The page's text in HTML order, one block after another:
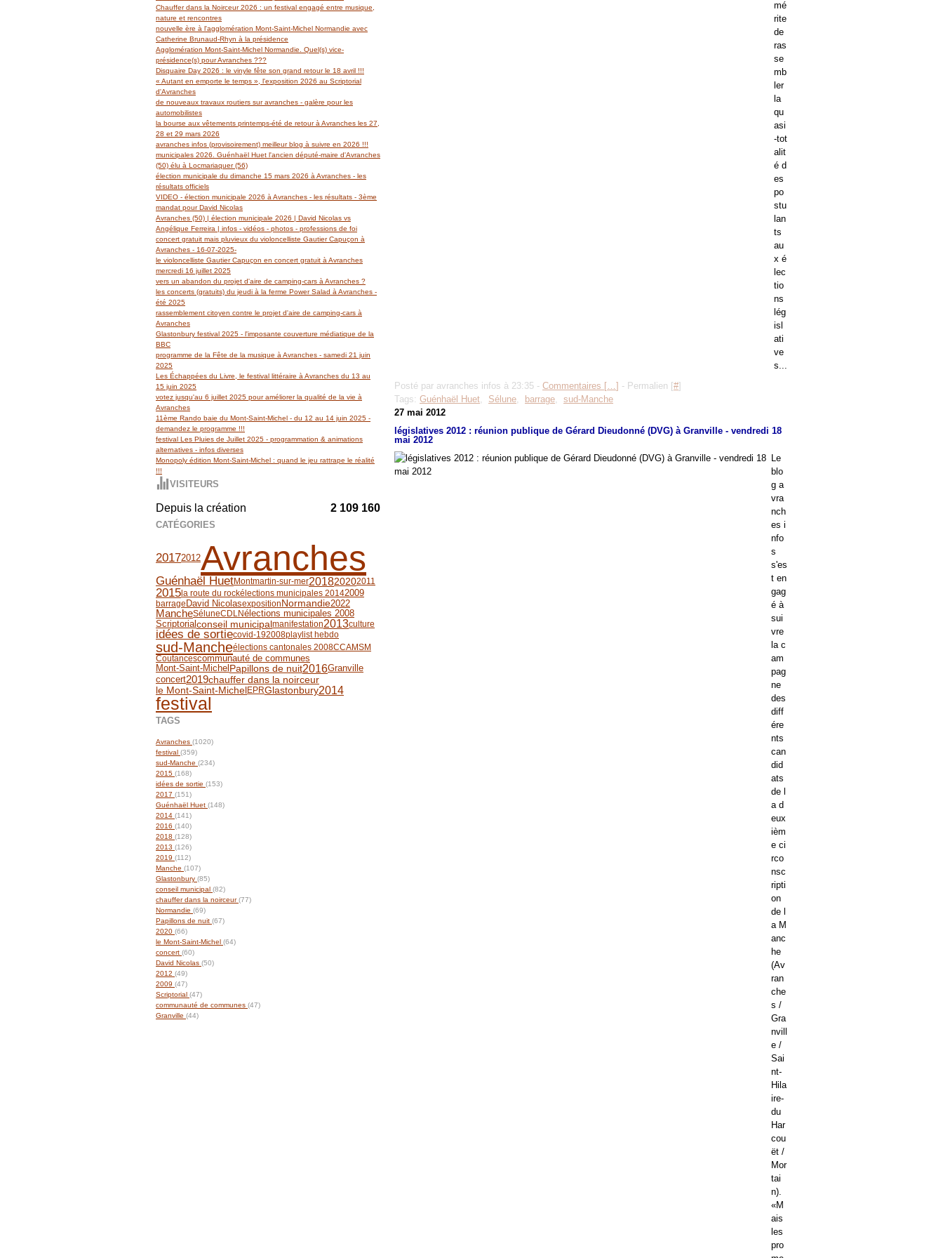
Janvier(14)
Février(19)
Janvier(14)
Mars(29)
Février(18)
Janvier(13)
Avril(27)
Mars(62)
Février(39)
Janvier(5)
Mai(14)
Avril(6)
Mars(6)
Février(2)
Janvier(3)
Chauffer dans la Noirceur 2026 : un festival engagé entre musique,
nature et rencontres
nouvelle ère à l'agglomération Mont-Saint-Michel Normandie avec
Catherine Brunaud-Rhyn à la présidence
Agglomération Mont-Saint-Michel Normandie. Quel(s) vice-
présidence(s) pour Avranches ???
Disquaire Day 2026 : le vinyle fête son grand retour le 18 avril !!!
« Autant en emporte le temps », l'exposition 2026 au Scriptorial
d'Avranches
de nouveaux travaux routiers sur avranches - galère pour les
automobilistes
la bourse aux vêtements printemps-été de retour à Avranches les 27,
28 et 29 mars 2026
avranches infos (provisoirement) meilleur blog à suivre en 2026 !!!
municipales 2026. Guénhaël Huet l'ancien député-maire d'Avranches
(50) élu à Locmariaquer (56)
élection municipale du dimanche 15 mars 2026 à Avranches - les
résultats officiels
VIDEO - élection municipale 2026 à Avranches - les résultats - 3ème
mandat pour David Nicolas
Avranches (50) | élection municipale 2026 | David Nicolas vs
Angélique Ferreira | infos - vidéos - photos - professions de foi
concert gratuit mais pluvieux du violoncelliste Gautier Capuçon à
Avranches - 16-07-2025-
le violoncelliste Gautier Capuçon en concert gratuit à Avranches
mercredi 16 juillet 2025
vers un abandon du projet d'aire de camping-cars à Avranches ?
les concerts (gratuits) du jeudi à la ferme Power Salad à Avranches -
été 2025
rassemblement citoyen contre le projet d'aire de camping-cars à
Avranches
Glastonbury festival 2025 - l'imposante couverture médiatique de la
BBC
programme de la Fête de la musique à Avranches - samedi 21 juin
2025
Les Échappées du Livre, le festival littéraire à Avranches du 13 au
15 juin 2025
votez jusqu'au 6 juillet 2025 pour améliorer la qualité de la vie à
Avranches
11ème Rando baie du Mont-Saint-Michel - du 12 au 14 juin 2025 -
demandez le programme !!!
festival Les Pluies de Juillet 2025 - programmation & animations
alternatives - infos diverses
Monopoly édition Mont-Saint-Michel : quand le jeu rattrape le réalité
!!!
VISITEURS
Depuis la création 2 109 160
CATÉGORIES
20172012Avranches
Guénhaël HuetMontmartin-sur-mer201820202011
2015la route du rockélections municipales 20142009
barrageDavid Nicolasexposition Normandie2022
MancheSéluneCDLNélections municipales 2008
Scriptorialconseil municipalmanifestation2013culture
idées de sortiecovid-192008playlist hebdo
sud-Mancheélections cantonales 2008CCAMSM
Coutancescommunauté de communes
Mont-Saint-Michel Papillons de nuit2016Granville
concert2019chauffer dans la noirceur
le Mont-Saint-MichelEPRGlastonbury2014
festival
TAGS
Avranches (1020)
festival (359)
sud-Manche (234)
2015 (168)
idées de sortie (153)
2017 (151)
Guénhaël Huet (148)
2014 (141)
2016 (140)
2018 (128)
2013 (126)
2019 (112)
Manche (107)
Glastonbury (85)
conseil municipal (82)
chauffer dans la noirceur(77)
Normandie (69)
Papillons de nuit (67)
2020 (66)
le Mont-Saint-Michel (64)
concert (60)
David Nicolas (50)
2012 (49)
2009 (47)
Scriptorial (47)
communauté de communes (47)
Granville (44)
mé
rite
de
ras
se
mb
ler
la
qu
asi
-tot
alit
é d
es
po
stu
lan
ts
au
x é
lec
tio
ns
lég
isl
ati
ve
s...
Posté par avranches infos à 23:35 - Commentaires […] - Permalien [#]
Tags: Guénhaël Huet, Sélune, barrage, sud-Manche
27 mai 2012
législatives 2012 : réunion publique de Gérard Dieudonné (DVG) à Granville - vendredi 18
mai 2012
Le
blo
g a
vra
nch
es i
nfo
s
s'es
t en
gag
é à
sui
vre
la c
am
pag
ne
des
diff
ére
nts
can
did
ats
de l
a d
eux
ièm
e ci
rco
nsc
ripti
on
de l
a M
anc
he
(Av
ran
che
s /
Gra
nvill
e /
Sai
nt-
Hila
ire-
du
Har
cou
ët /
Mor
tai
n).
«M
ais
les
pro